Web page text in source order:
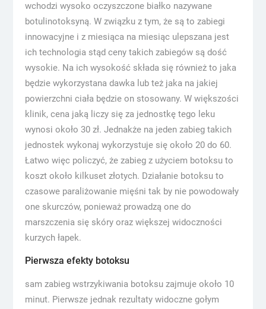
wchodzi wysoko oczyszczone białko nazywane
botulinotoksyną. W związku z tym, że są to zabiegi
innowacyjne i z miesiąca na miesiąc ulepszana jest
ich technologia stąd ceny takich zabiegów są dość
wysokie. Na ich wysokość składa się również to jaka
będzie wykorzystana dawka lub też jaka na jakiej
powierzchni ciała będzie on stosowany. W większości
klinik, cena jaką liczy się za jednostkę tego leku
wynosi około 30 zł. Jednakże na jeden zabieg takich
jednostek wykonaj wykorzystuje się około 20 do 60.
Łatwo więc policzyć, że zabieg z użyciem botoksu to
koszt około kilkuset złotych. Działanie botoksu to
czasowe paraliżowanie mięśni tak by nie powodowały
one skurczów, ponieważ prowadzą one do
marszczenia się skóry oraz większej widoczności
kurzych łapek.
Pierwsza efekty botoksu
sam zabieg wstrzykiwania botoksu zajmuje około 10
minut. Pierwsze jednak rezultaty widoczne gołym